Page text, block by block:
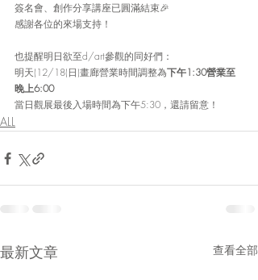
簽名會、創作分享講座已圓滿結束🎉
感謝各位的來場支持！
也提醒明日欲至d/art參觀的同好們：
明天(12/18(日)畫廊營業時間調整為下午1:30營業至
晚上6:00
當日觀展最後入場時間為下午5:30，還請留意！
ALL
最新文章 查看全部